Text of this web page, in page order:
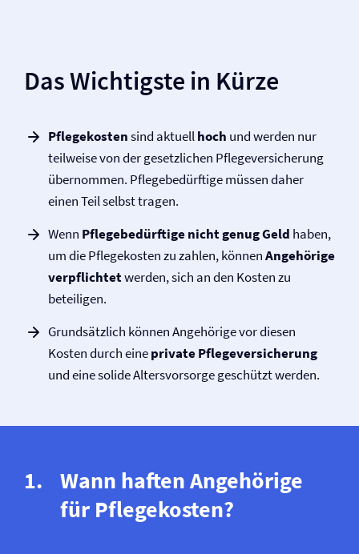
Das Wichtigste in Kürze
Pflegekostensind aktuellhoch und werden nur
teilweise von der gesetzlichen Pflege­­versicherung
übernommen. Pflegebedürftige müssen daher
einen Teil selbst tragen.
Wenn Pflegebedürftige nicht genug Geld haben,
um die Pflegekosten zu zahlen, könnenAngehörige
verpflichtetwerden, sich an den Kosten zu
beteiligen.
Grundsätzlich können Angehörige vor diesen
Kosten durch eineprivate Pflege­versicherung
und eine solide Altersvorsorge geschützt werden.
Wann haften Angehörige
für Pflegekosten?